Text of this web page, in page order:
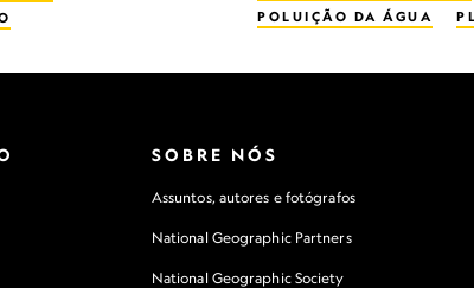
POLUIÇÃO DA ÁGUA
SOBRE NÓS
Assuntos, autores e fotógrafos
National Geographic Partners
National Geographic Society